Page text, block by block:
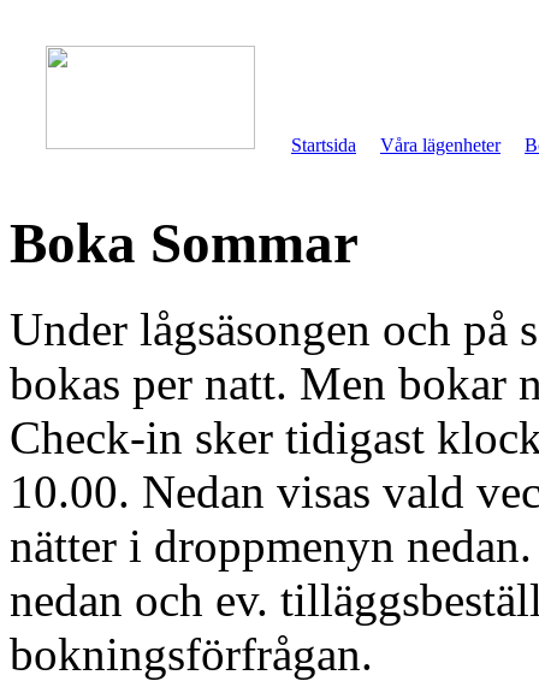
Startsida Våra lägenheter
Boka Sommar
Under lågsäsongen och på
bokas per natt. Men bokar
Check-in sker tidigast
10.00. Nedan visas vald
nätter i droppmenyn
nedan och ev.
bokningsförfrågan.